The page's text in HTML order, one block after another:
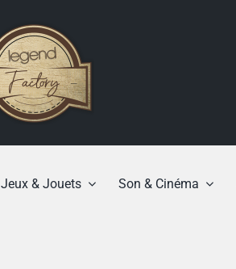
Jeux & Jouets Son & Cinéma